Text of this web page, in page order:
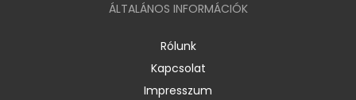
ÁLTALÁNOS INFORMÁCIÓK
Rólunk
Kapcsolat
Impresszum